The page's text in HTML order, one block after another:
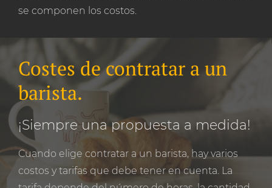
se componen los costos.
Costes de contratar a un
barista.
¡Siempre una propuesta a medida!
Cuando elige contratar a un barista, hay varios
costos y tarifas que debe tener en cuenta. La